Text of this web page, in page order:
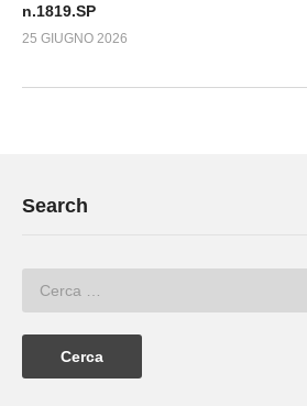
n.1819.SP
25 GIUGNO 2026
Search